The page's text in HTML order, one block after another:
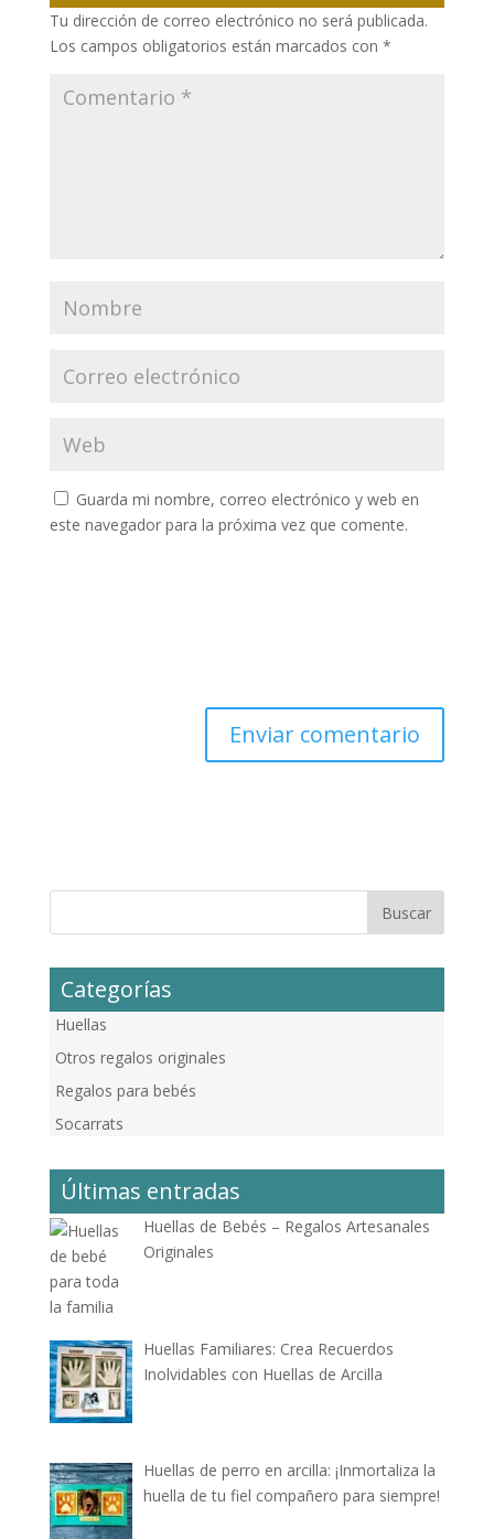
Tu dirección de correo electrónico no será publicada.
Los campos obligatorios están marcados con *
Guarda mi nombre, correo electrónico y web en
este navegador para la próxima vez que comente.
Categorías
Huellas
Otros regalos originales
Regalos para bebés
Socarrats
Últimas entradas
Huellas de Bebés – Regalos Artesanales
Originales
Huellas Familiares: Crea Recuerdos
Inolvidables con Huellas de Arcilla
Huellas de perro en arcilla: ¡Inmortaliza la
huella de tu fiel compañero para siempre!